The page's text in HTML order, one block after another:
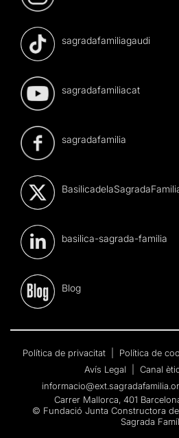
sagradafamiliagaudi
sagradafamiliacat
sagradafamilia
basilica-sagrada-familia
Blog
Política de privacitat Política de
Avís Legal
Canal
Carrer Mallorca, 401
© Fundació Junta Constructora
Sagrada